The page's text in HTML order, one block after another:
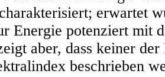
erwartet
Energie potenziert mit
aber, dass keiner
beschrieben